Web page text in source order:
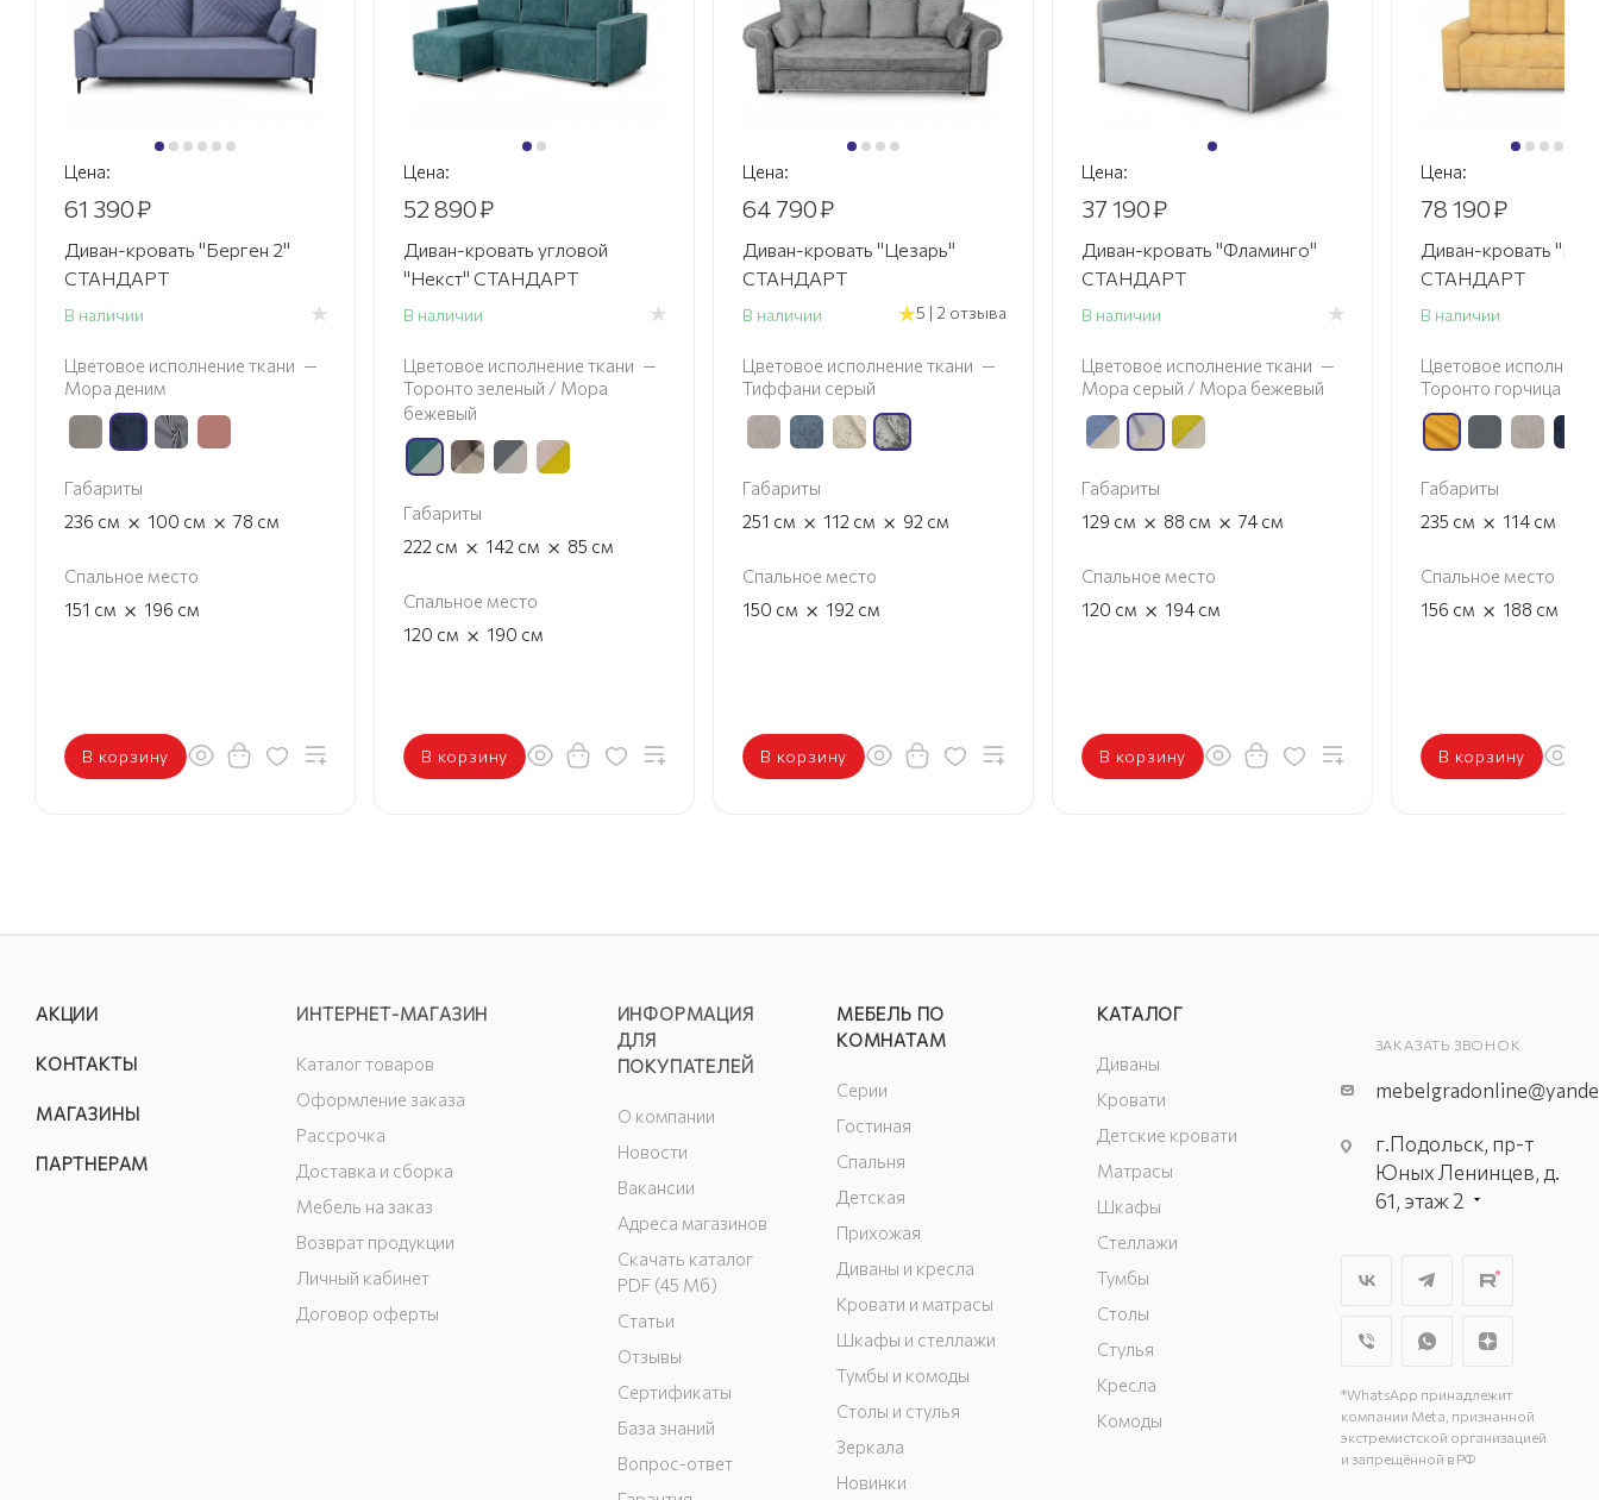
Цена:
61 390₽
Диван-кровать "Берген 2"
СТАНДАРТ
В наличии
Цветовое исполнение ткани —
Мора деним
Габариты
236 см × 100 см × 78 см
Спальное место
151 см × 196 см
В корзину
Цена:
52 890₽
Диван-кровать угловой
"Некст" СТАНДАРТ
В наличии
Цветовое исполнение ткани —
Торонто зеленый / Мора
бежевый
Габариты
222 см × 142 см × 85 см
Спальное место
120 см × 190 см
В корзину
Цена:
64 790₽
Диван-кровать "Цезарь"
СТАНДАРТ
В наличии 5 | 2 отзыва
Цветовое исполнение ткани —
Тиффани серый
Габариты
251 см × 112 см × 92 см
Спальное место
150 см × 192 см
В корзину
Цена:
37 190₽
Диван-кровать "Фламинго"
СТАНДАРТ
В наличии
Цветовое исполнение ткани —
Мора серый / Мора бежевый
Габариты
129 см × 88 см × 74 см
Спальное место
120 см × 194 см
В корзину
Цена:
78 190₽
Диван-кровать
СТАНДАРТ
В наличии
Цветовое
Торонто горчица
Габариты
235 см × 114 см
Спальное место
156 см × 188 см
В корзину
АКЦИИ
КОНТАКТЫ
МАГАЗИНЫ
ПАРТНЕРАМ
ИНТЕРНЕТ-МАГАЗИН
Каталог товаров
Оформление заказа
Рассрочка
Доставка и сборка
Мебель на заказ
Возврат продукции
Личный кабинет
Договор оферты
ИНФОРМАЦИЯ
ДЛЯ
ПОКУПАТЕЛЕЙ
О компании
Новости
Вакансии
Адреса магазинов
Скачать каталог
PDF (45 Мб)
Статьи
Отзывы
Сертификаты
База знаний
Вопрос-ответ
МЕБЕЛЬ ПО
КОМНАТАМ
Серии
Гостиная
Спальня
Детская
Прихожая
Диваны и кресла
Кровати и матрасы
Шкафы и стеллажи
Тумбы и комоды
Столы и стулья
Зеркала
Новинки
КАТАЛОГ
Диваны
Кровати
Детские кровати
Матрасы
Шкафы
Стеллажи
Тумбы
Столы
Стулья
Кресла
Комоды
ЗАКАЗАТЬ ЗВОНОК
г.Подольск, пр-т
Юных Ленинцев, д.
61, этаж 2
29, стр.1, 2 этаж,
г. Подольск, ул.
г. Подольск, ул.
Загородная, д. 1
*WhatsApp принадлежит
компании Meta, признанной
экстремистской организацией
и запрещённой в РФ